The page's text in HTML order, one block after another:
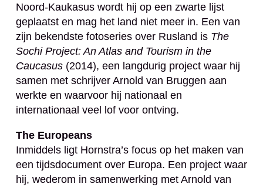
Noord-Kaukasus wordt hij op een zwarte lijst
geplaatst en mag het land niet meer in. Een van
zijn bekendste fotoseries over Rusland is The
Sochi Project: An Atlas and Tourism in the
Caucasus(2014), een langdurig project waar hij
samen met schrijver Arnold van Bruggen aan
werkte en waarvoor hij nationaal en
internationaal veel lof voor ontving.
The Europeans
Inmiddels ligt Hornstra’s focus op het maken van
een tijdsdocument over Europa. Een project waar
hij, wederom in samenwerking met Arnold van